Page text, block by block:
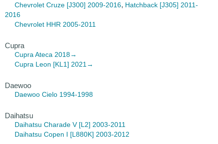
Chevrolet Cruze [J300] 2009-2016, Hatchback [J305] 2011-
2016
Chevrolet HHR 2005-2011
Cupra
Cupra Ateca 2018→
Cupra Leon [KL1] 2021→
Daewoo
Daewoo Cielo 1994-1998
Daihatsu
Daihatsu Charade V [L2] 2003-2011
Daihatsu Copen I [L880K] 2003-2012